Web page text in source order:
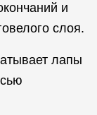
и
слоя.
лапы